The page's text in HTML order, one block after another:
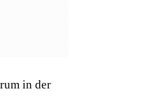
in der